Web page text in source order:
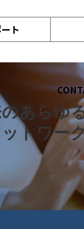
ト
あらゆ
トワー